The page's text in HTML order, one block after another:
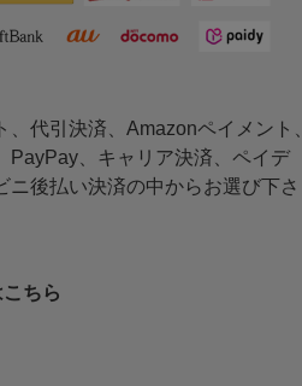
、代引決済、Amazonペイメント、
PayPay、キャリア決済、ペイデ
ニ後払い決済の中からお選び下さ
ちら